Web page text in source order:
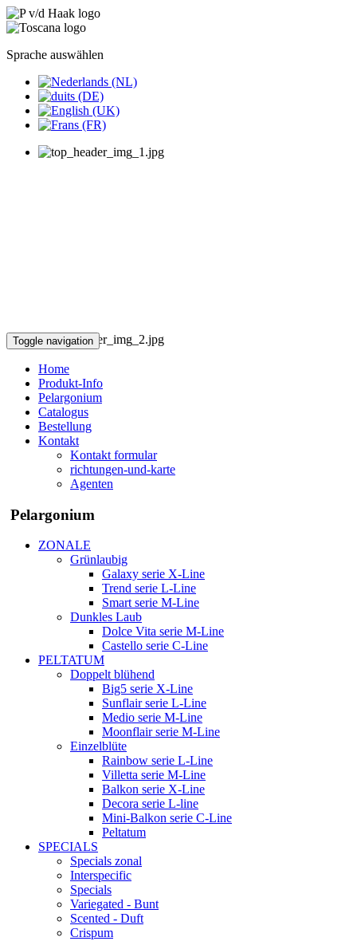
Sprache auswählen
Toggle navigation
Home
Produkt-Info
Pelargonium
Catalogus
Bestellung
Kontakt
Kontakt formular
richtungen-und-karte
Agenten
Pelargonium
ZONALE
Grünlaubig
Galaxy serie X-Line
Trend serie L-Line
Smart serie M-Line
Dunkles Laub
Dolce Vita serie M-Line
Castello serie C-Line
PELTATUM
Doppelt blühend
Big5 serie X-Line
Sunflair serie L-Line
Medio serie M-Line
Moonflair serie M-Line
Einzelblüte
Rainbow serie L-Line
Villetta serie M-Line
Balkon serie X-Line
Decora serie L-line
Mini-Balkon serie C-Line
Peltatum
SPECIALS
Specials zonal
Interspecific
Specials
Variegated - Bunt
Scented - Duft
Crispum